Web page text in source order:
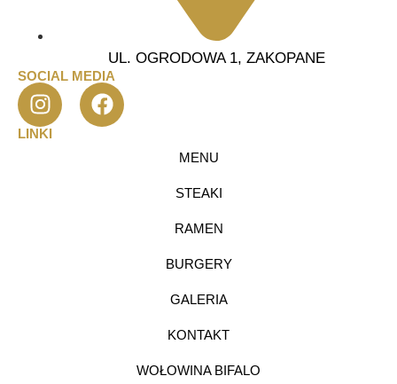
UL. OGRODOWA 1, ZAKOPANE
SOCIAL MEDIA
LINKI
MENU
STEAKI
RAMEN
BURGERY
GALERIA
KONTAKT
WOŁOWINA BIFALO